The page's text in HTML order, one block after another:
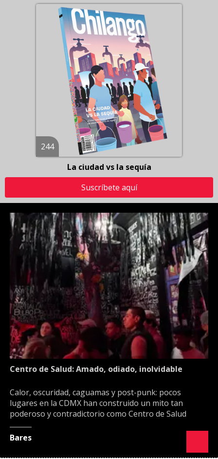
244
La ciudad vs la sequía
Suscríbete aquí
Centro de Salud: Amado, odiado, inolvidable
Calor, oscuridad, caguamas y post-punk: pocos
lugares en la CDMX han construido un mito tan
poderoso y contradictorio como Centro de Salud
Bares